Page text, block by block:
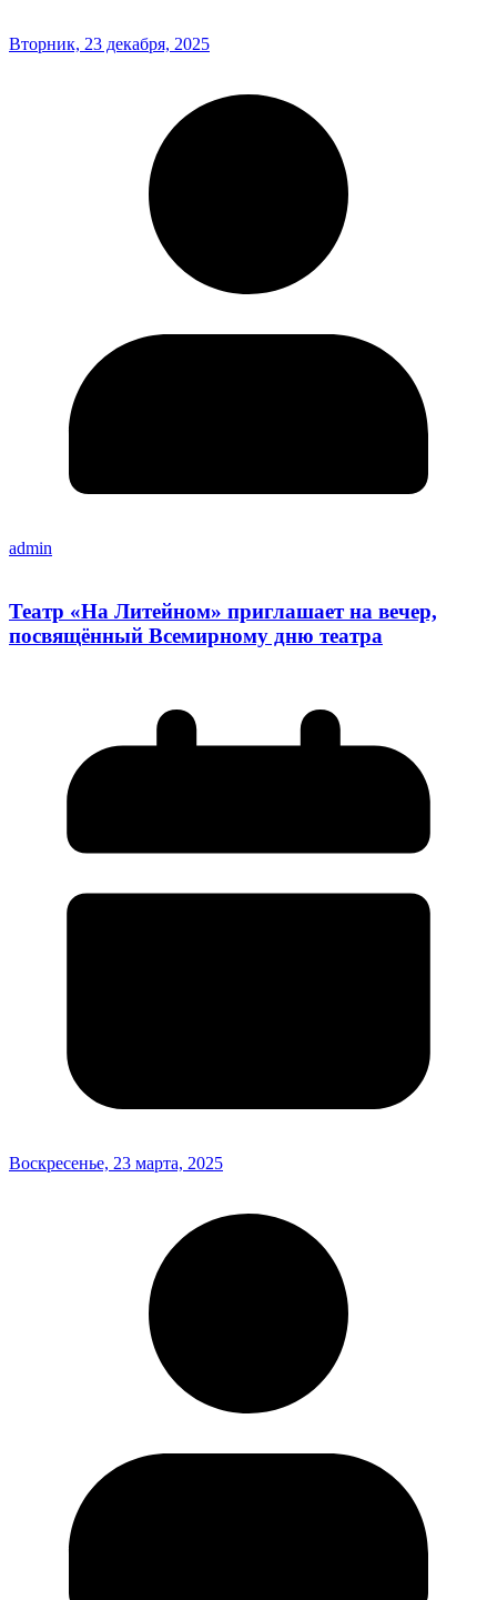
Вторник, 23 декабря, 2025
admin
Театр «На Литейном» приглашает на вечер,
посвящённый Всемирному дню театра
Воскресенье, 23 марта, 2025